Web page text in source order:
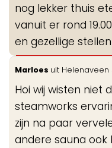
nog lekker thuis
vanuit er rond
en gezellige
Marloes uit Helenaveen
Hoi wij wisten niet
steamworks
zijn na paar
andere sauna ook